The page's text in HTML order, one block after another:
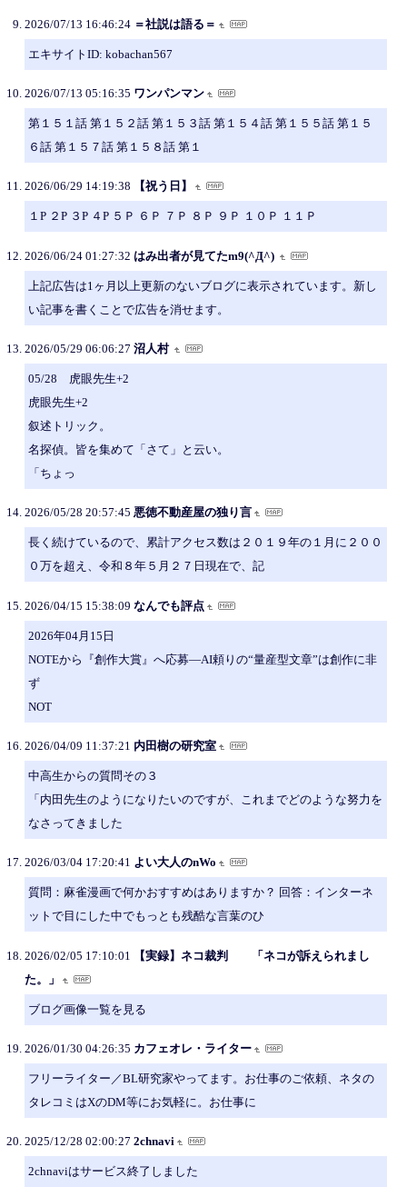
2026/07/13 16:46:24 ＝社説は語る＝
エキサイトID: kobachan567
2026/07/13 05:16:35 ワンパンマン
第１５１話 第１５２話 第１５３話 第１５４話 第１５５話 第１５
６話 第１５７話 第１５８話 第１
2026/06/29 14:19:38 【祝う日】
１P ２P ３P ４P ５Ｐ ６Ｐ ７Ｐ ８Ｐ ９Ｐ １０Ｐ １１Ｐ
2026/06/24 01:27:32 はみ出者が見てたm9(^Д^)
上記広告は1ヶ月以上更新のないブログに表示されています。新し
い記事を書くことで広告を消せます。
2026/05/29 06:06:27 沼人村
05/28 虎眼先生+2
虎眼先生+2
叙述トリック。
名探偵。皆を集めて「さて」と云い。
「ちょっ
2026/05/28 20:57:45 悪徳不動産屋の独り言
長く続けているので、累計アクセス数は２０１９年の１月に２００
０万を超え、令和８年５月２７日現在で、記
2026/04/15 15:38:09 なんでも評点
2026年04月15日
NOTEから『創作大賞』へ応募―AI頼りの“量産型文章”は創作に非
ず
NOT
2026/04/09 11:37:21 内田樹の研究室
中高生からの質問その３
「内田先生のようになりたいのですが、これまでどのような努力を
なさってきました
2026/03/04 17:20:41 よい大人のnWo
質問：麻雀漫画で何かおすすめはありますか？ 回答：インターネ
ットで目にした中でもっとも残酷な言葉のひ
2026/02/05 17:10:01
【実録】ネコ裁判 「ネコが訴えられまし
た。」
ブログ画像一覧を見る
2026/01/30 04:26:35 カフェオレ・ライター
フリーライター／BL研究家やってます。お仕事のご依頼、ネタの
タレコミはXのDM等にお気軽に。お仕事に
2025/12/28 02:00:27 2chnavi
2chnaviはサービス終了しました